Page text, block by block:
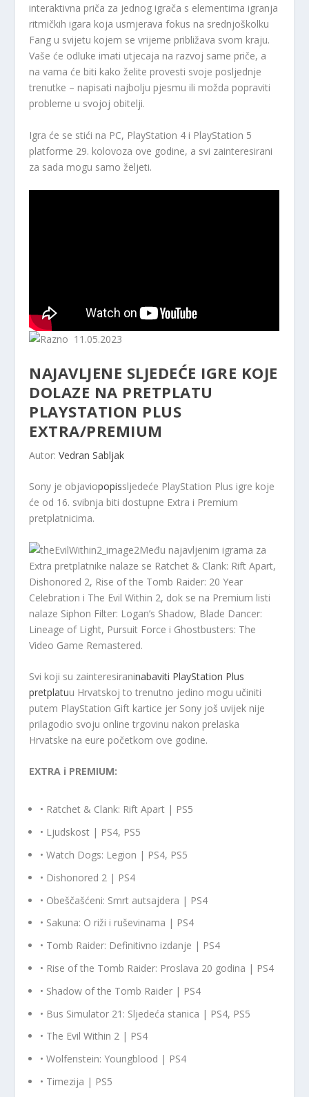
interaktivna priča za jednog igrača s elementima igranja
ritmičkih igara koja usmjerava fokus na srednjoškolku
Fang u svijetu kojem se vrijeme približava svom kraju.
Vaše će odluke imati utjecaja na razvoj same priče, a
na vama će biti kako želite provesti svoje posljednje
trenutke – napisati najbolju pjesmu ili možda popraviti
probleme u svojoj obitelji.
Igra će se stići na PC, PlayStation 4 i PlayStation 5
platforme 29. kolovoza ove godine, a svi zainteresirani
za sada mogu samo željeti.
11.05.2023
NAJAVLJENE SLJEDEĆE IGRE KOJE
DOLAZE NA PRETPLATU
PLAYSTATION PLUS
EXTRA/PREMIUM
Autor:Vedran Sabljak
Sony je objaviopopissljedeće PlayStation Plus igre koje
će od 16. svibnja biti dostupne Extra i Premium
pretplatnicima.
Među najavljenim igrama za
Extra pretplatnike nalaze se Ratchet & Clank: Rift Apart,
Dishonored 2, Rise of the Tomb Raider: 20 Year
Celebration i The Evil Within 2, dok se na Premium listi
nalaze Siphon Filter: Logan’s Shadow, Blade Dancer:
Lineage of Light, Pursuit Force i Ghostbusters: The
Video Game Remastered.
Svi koji su zainteresiraninabaviti PlayStation Plus
pretplatuu Hrvatskoj to trenutno jedino mogu učiniti
putem PlayStation Gift kartice jer Sony još uvijek nije
prilagodio svoju online trgovinu nakon prelaska
Hrvatske na eure početkom ove godine.
EXTRA i PREMIUM:
• Ratchet & Clank: Rift Apart | PS5
• Ljudskost | PS4, PS5
• Watch Dogs: Legion | PS4, PS5
• Dishonored 2 | PS4
• Obeščašćeni: Smrt autsajdera | PS4
• Sakuna: O riži i ruševinama | PS4
• Tomb Raider: Definitivno izdanje | PS4
• Rise of the Tomb Raider: Proslava 20 godina | PS4
• Shadow of the Tomb Raider | PS4
• Bus Simulator 21: Sljedeća stanica | PS4, PS5
• The Evil Within 2 | PS4
• Wolfenstein: Youngblood | PS4
• Timezija | PS5